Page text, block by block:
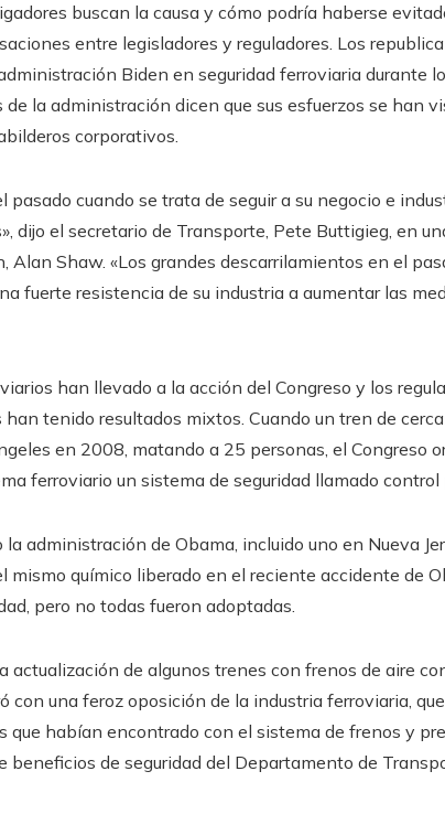
buscan la causa y cómo podría haberse
entre legisladores y reguladores. Los
Biden en seguridad ferroviaria durante
la administración dicen que sus esfuerzos se han
corporativos.
pasado cuando se trata de seguir a su negocio e
dijo el secretario de Transporte, Pete Buttigieg, en
Alan Shaw. «Los grandes descarrilamientos en el
fuerte resistencia de su industria a aumentar las
han llevado a la acción del Congreso y los
han tenido resultados mixtos. Cuando un tren de
en 2008, matando a 25 personas, el Congreso
ferroviario un sistema de seguridad llamado
administración de Obama, incluido uno en Nueva
mismo químico liberado en el reciente accidente de
pero no todas fueron adoptadas.
actualización de algunos trenes con frenos de aire
con una feroz oposición de la industria ferroviaria,
que habían encontrado con el sistema de frenos y
beneficios de seguridad del Departamento de